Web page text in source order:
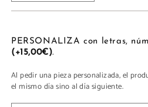
cantidad
CHIC
cantidad
CHIC
(+15,00€).
Al pedir una pieza personalizada, el
el mismo día sino al día siguiente.